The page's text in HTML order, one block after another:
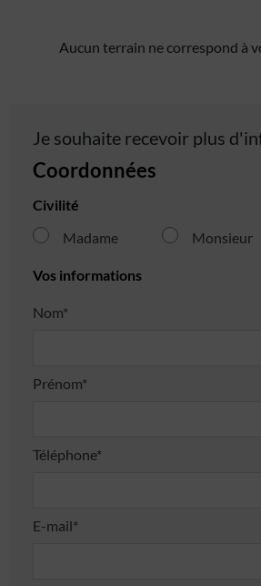
Aucun terrain ne correspond à
Je souhaite recevoir plus
Coordonnées
Civilité
Madame
Monsieur
Vos informations
Nom*
Prénom*
Téléphone*
E-mail*